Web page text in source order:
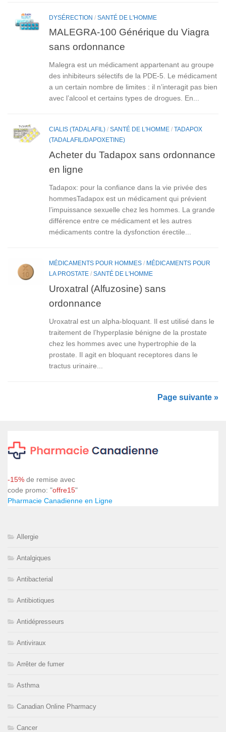
DYSÉRECTION / SANTÉ DE L'HOMME
MALEGRA-100 Générique du Viagra
sans ordonnance
Malegra est un médicament appartenant au groupe
des inhibiteurs sélectifs de la PDE-5. Le médicament
a un certain nombre de limites : il n’interagit pas bien
avec l’alcool et certains types de drogues. En...
CIALIS (TADALAFIL) / SANTÉ DE L'HOMME / TADAPOX
(TADALAFIL/DAPOXETINE)
Acheter du Tadapox sans ordonnance
en ligne
Tadapox: pour la confiance dans la vie privée des
hommesTadapox est un médicament qui prévient
l’impuissance sexuelle chez les hommes. La grande
différence entre ce médicament et les autres
médicaments contre la dysfonction érectile...
MÉDICAMENTS POUR HOMMES / MÉDICAMENTS POUR
LA PROSTATE / SANTÉ DE L'HOMME
Uroxatral (Alfuzosine) sans
ordonnance
Uroxatral est un alpha-bloquant. Il est utilisé dans le
traitement de l’hyperplasie bénigne de la prostate
chez les hommes avec une hypertrophie de la
prostate. Il agit en bloquant receptores dans le
tractus urinaire...
Page suivante »
-15% de remise avec
code promo: "offre15"
Pharmacie Canadienne en Ligne
Allergie
Antalgiques
Antibacterial
Antibiotiques
Antidépresseurs
Antiviraux
Arrêter de fumer
Asthma
Canadian Online Pharmacy
Cancer